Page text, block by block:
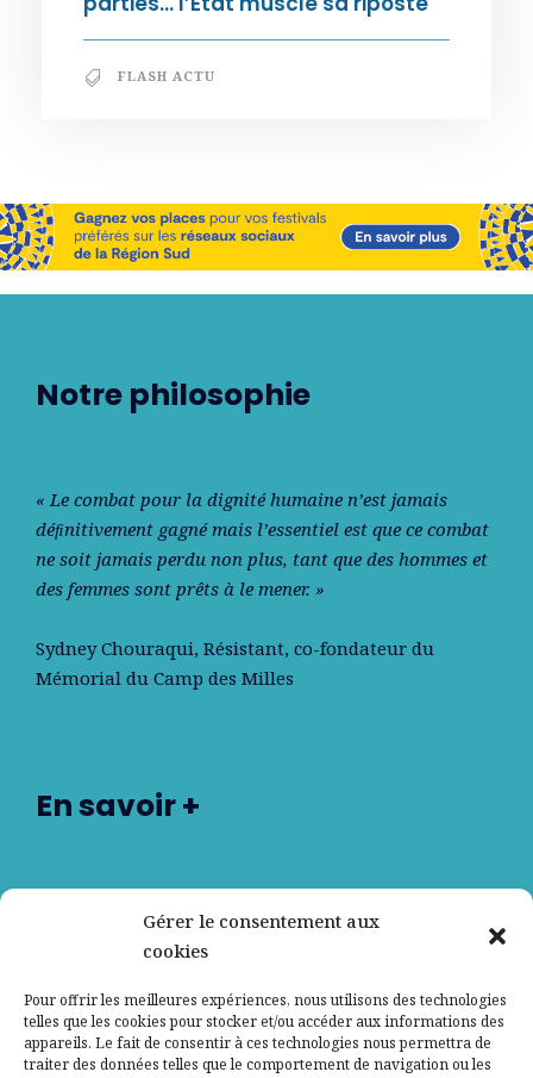
Gérer le consentement aux
cookies
Pour offrir les meilleures expériences, nous utilisons des technologies
telles que les cookies pour stocker et/ou accéder aux informations des
appareils. Le fait de consentir à ces technologies nous permettra de
traiter des données telles que le comportement de navigation ou les
FLASH ACTU
Notre philosophie
« Le combat pour la dignité humaine n’est jamais
déﬁnitivement gagné mais l’essentiel est que ce combat
ne soit jamais perdu non plus, tant que des hommes et
des femmes sont prêts à le mener. »
Sydney Chouraqui, Résistant, co-fondateur du
Mémorial du Camp des Milles
En savoir +
Contactez-nous